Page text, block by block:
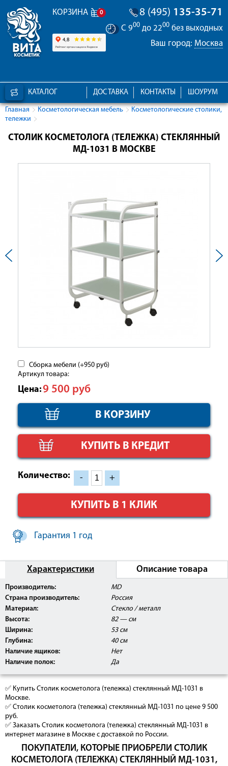
КОРЗИНА 0 8 (495) 135-35-71
С 900 до 2200 без выходных
Ваш город: Москва
КАТАЛОГ ШОУРУМ
КОНТАКТЫ
ДОСТАВКА
Главная Косметологическая мебель
Косметологические столики,
тележки
СТОЛИК КОСМЕТОЛОГА (ТЕЛЕЖКА) СТЕКЛЯННЫЙ
МД-1031 В МОСКВЕ
Сборка мебели (+950 руб)
Артикул товара:
Цена:9 500 руб
КУПИТЬ В КРЕДИТ
Количество: - +
КУПИТЬ В 1 КЛИК
Гарантия 1 год
Характеристики Описание товара
Производитель:
MD
Страна производитель:
Россия
Материал:
Стекло / металл
Высота:
82 — см
Ширина:
53 см
Глубина:
40 см
Наличие ящиков:
Нет
Наличие полок:
Да
✅ Купить Столик косметолога (тележка) стеклянный МД-1031 в
Москве.
✅ Столик косметолога (тележка) стеклянный МД-1031 по цене 9 500
руб.
✅ Заказать Столик косметолога (тележка) стеклянный МД-1031 в
интернет магазине в Москве с доставкой по России.
ПОКУПАТЕЛИ, КОТОРЫЕ ПРИОБРЕЛИ СТОЛИК
КОСМЕТОЛОГА (ТЕЛЕЖКА) СТЕКЛЯННЫЙ МД-1031,